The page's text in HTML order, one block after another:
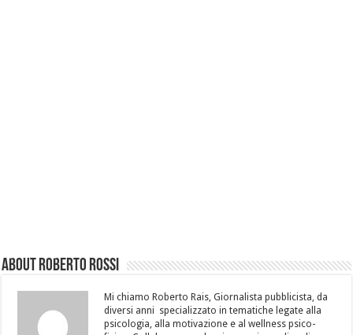
About Roberto Rossi
Mi chiamo Roberto Rais, Giornalista pubblicista, da
diversi anni specializzato in tematiche legate alla
psicologia, alla motivazione e al wellness psico-